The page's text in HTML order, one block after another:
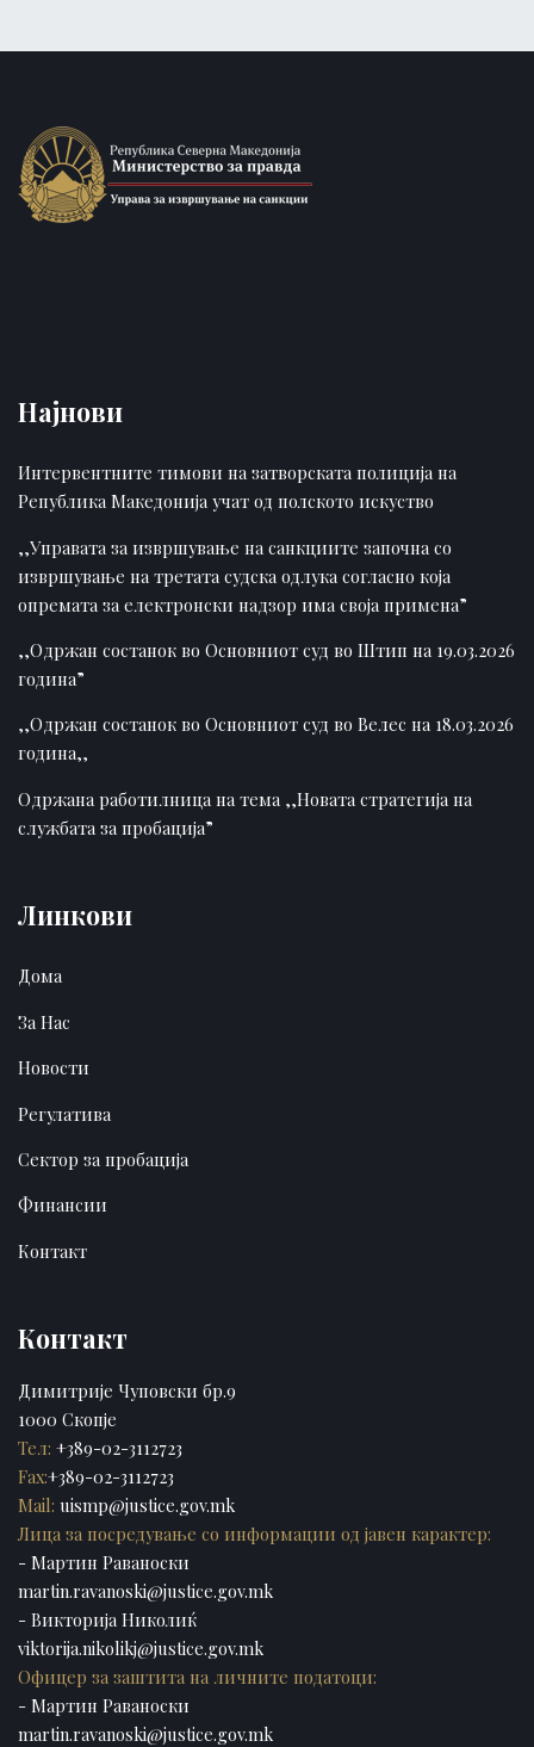
Најнови
Интервентните тимови на затворската полиција на
Република Македонија учат од полското искуство
,,Управата за извршување на санкциите започна со
извршување на третата судска одлука согласно која
опремата за електронски надзор има своја примена”
,,Одржан состанок во Основниот суд во Штип на 19.03.2026
година”
,,Одржан состанок во Основниот суд во Велес на 18.03.2026
година,,
Одржана работилница на тема ,,Новата стратегија на
службата за пробација”
Линкови
Дома
За Нас
Новости
Регулатива
Сектор за пробација
Финансии
Контакт
Контакт
Димитрије Чуповски бр.9
1000 Скопје
Тел: +389-02-3112723
Fax:+389-02-3112723
Mail: uismp@justice.gov.mk
Лица за посредување со информации од јавен карактер:
- Мартин Раваноски
martin.ravanoski@justice.gov.mk
- Викторија Николиќ
viktorija.nikolikj@justice.gov.mk
Офицер за заштита на личните податоци:
- Мартин Раваноски
martin.ravanoski@justice.gov.mk